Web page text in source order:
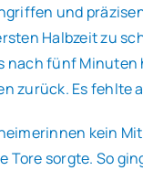
und
Halbzeit zu
fünf
zurück. Es
kein
sorgte. So